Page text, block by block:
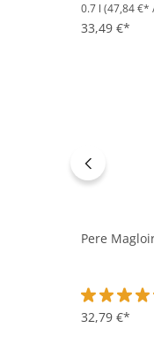
0.7 l (47,84 €*
33,49 €*
Pere
32,79 €*